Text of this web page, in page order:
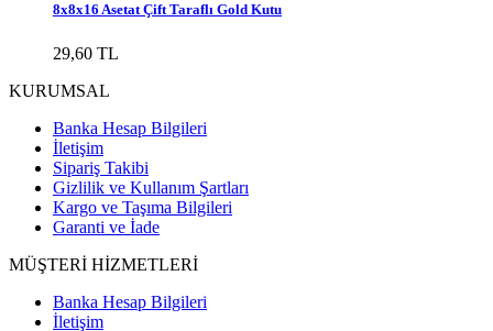
8x8x16 Asetat Çift Taraflı Gold Kutu
29,60 TL
KURUMSAL
Banka Hesap Bilgileri
İletişim
Sipariş Takibi
Gizlilik ve Kullanım Şartları
Kargo ve Taşıma Bilgileri
Garanti ve İade
MÜŞTERİ HİZMETLERİ
Banka Hesap Bilgileri
İletişim